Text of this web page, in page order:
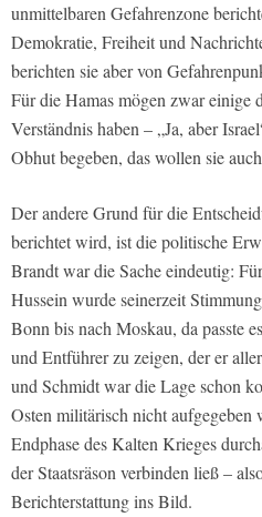
unmittelbaren Gefahrenzone
Demokratie, Freiheit und
berichten sie aber von
Für die Hamas mögen zwar einige
Verständnis haben – „Ja, aber
Obhut begeben, das wollen sie
Der andere Grund für die
berichtet wird, ist die politische
Brandt war die Sache eindeutig:
Hussein wurde seinerzeit
Bonn bis nach Moskau, da passte
und Entführer zu zeigen, der er
und Schmidt war die Lage schon
Osten militärisch nicht aufgegeben
Endphase des Kalten Krieges
der Staatsräson verbinden ließ –
Berichterstattung ins Bild.